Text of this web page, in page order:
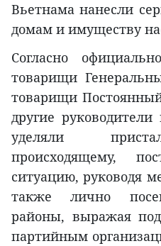
Вьетнама нанесли
домам и имуществу
Согласно
товарищи
товарищи
другие
уделяли
происходящему,
ситуацию, руководя
также лично
районы, выражая
партийным